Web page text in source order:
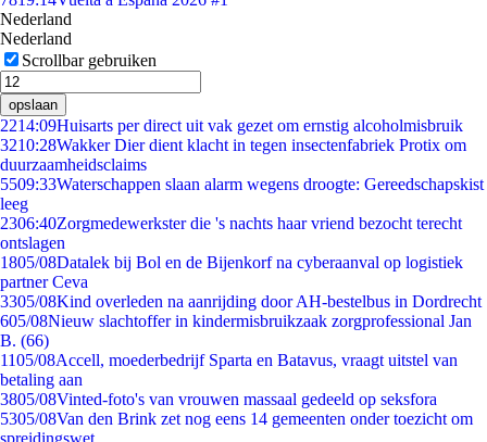
Nederland
Nederland
Scrollbar gebruiken
opslaan
2214:09Huisarts per direct uit vak gezet om ernstig alcoholmisbruik
3210:28Wakker Dier dient klacht in tegen insectenfabriek Protix om
duurzaamheidsclaims
5509:33Waterschappen slaan alarm wegens droogte: Gereedschapskist
leeg
2306:40Zorgmedewerkster die 's nachts haar vriend bezocht terecht
ontslagen
1805/08Datalek bij Bol en de Bijenkorf na cyberaanval op logistiek
partner Ceva
3305/08Kind overleden na aanrijding door AH-bestelbus in Dordrecht
605/08Nieuw slachtoffer in kindermisbruikzaak zorgprofessional Jan
B. (66)
1105/08Accell, moederbedrijf Sparta en Batavus, vraagt uitstel van
betaling aan
3805/08Vinted-foto's van vrouwen massaal gedeeld op seksfora
5305/08Van den Brink zet nog eens 14 gemeenten onder toezicht om
spreidingswet